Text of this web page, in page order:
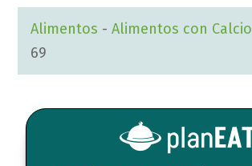
Alimentos -Alimentos con Calcio
69